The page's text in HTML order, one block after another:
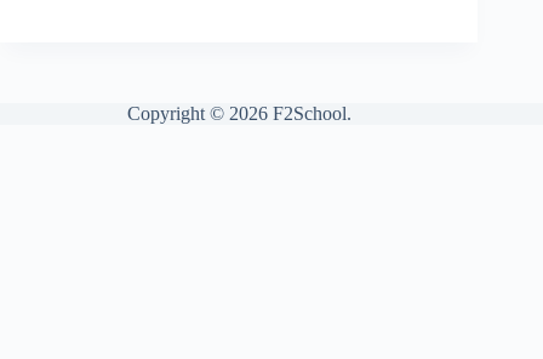
Copyright © 2026 F2School.